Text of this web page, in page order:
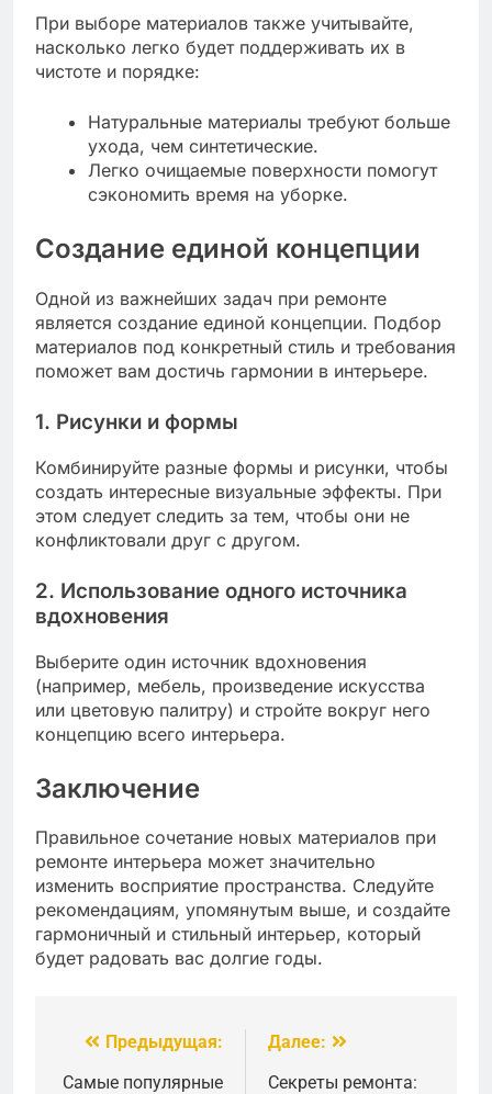
При выборе материалов также учитывайте,
насколько легко будет поддерживать их в
чистоте и порядке:
Натуральные материалы требуют больше
ухода, чем синтетические.
Легко очищаемые поверхности помогут
сэкономить время на уборке.
Создание единой концепции
Одной из важнейших задач при ремонте
является создание единой концепции. Подбор
материалов под конкретный стиль и требования
поможет вам достичь гармонии в интерьере.
1. Рисунки и формы
Комбинируйте разные формы и рисунки, чтобы
создать интересные визуальные эффекты. При
этом следует следить за тем, чтобы они не
конфликтовали друг с другом.
2. Использование одного источника
вдохновения
Выберите один источник вдохновения
(например, мебель, произведение искусства
или цветовую палитру) и стройте вокруг него
концепцию всего интерьера.
Заключение
Правильное сочетание новых материалов при
ремонте интерьера может значительно
изменить восприятие пространства. Следуйте
рекомендациям, упомянутым выше, и создайте
гармоничный и стильный интерьер, который
будет радовать вас долгие годы.
Навигация
Предыдущая:
Самые популярные
Далее:
Секреты ремонта: